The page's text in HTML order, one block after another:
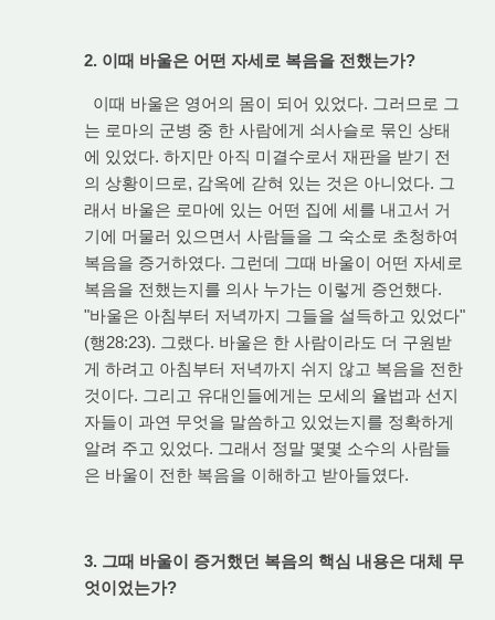
2. 이때 바울은 어떤 자세로 복음을 전했는가?
이때 바울은 영어의 몸이 되어 있었다. 그러므로 그
는 로마의 군병 중 한 사람에게 쇠사슬로 묶인 상태
에 있었다. 하지만 아직 미결수로서 재판을 받기 전
의 상황이므로, 감옥에 갇혀 있는 것은 아니었다. 그
래서 바울은 로마에 있는 어떤 집에 세를 내고서 거
기에 머물러 있으면서 사람들을 그 숙소로 초청하여
복음을 증거하였다. 그런데 그때 바울이 어떤 자세로
복음을 전했는지를 의사 누가는 이렇게 증언했다.
"바울은 아침부터 저녁까지 그들을 설득하고 있었다"
(행28:23). 그랬다. 바울은 한 사람이라도 더 구원받
게 하려고 아침부터 저녁까지 쉬지 않고 복음을 전한
것이다. 그리고 유대인들에게는 모세의 율법과 선지
자들이 과연 무엇을 말씀하고 있었는지를 정확하게
알려 주고 있었다. 그래서 정말 몇몇 소수의 사람들
은 바울이 전한 복음을 이해하고 받아들였다.
3. 그때 바울이 증거했던 복음의 핵심 내용은 대체 무
엇이었는가?